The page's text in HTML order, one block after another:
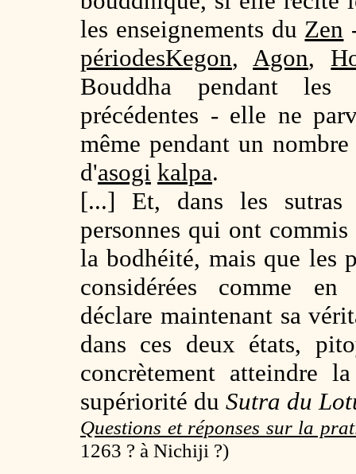
les enseignements du Zen
périodesKegon,Agon,
Bouddha pendant les
précédentes - elle ne
même pendant un
d'asogi kalpa.
[...] Et, dans les
personnes qui ont
la bodhéité, mais que les
considérées comme
déclare maintenant sa
dans ces deux états,
concrètement atteindre
supériorité du Sutra du
Questions et réponses sur la
1263 ? à Nichiji ?)